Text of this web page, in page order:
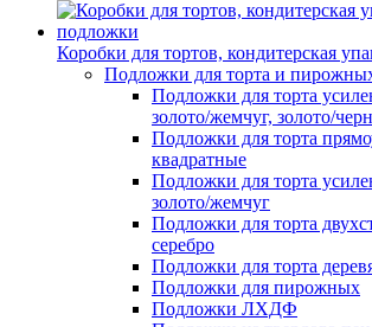
Коробки для тортов, кондитерская
Подложки для торта и
Подложки для торта
золото/жемчуг, золото/
Подложки для торта
квадратные
Подложки для торта
золото/жемчуг
Подложки для торта
серебро
Подложки для торта
Подложки для пирожных
Подложки ЛХДФ